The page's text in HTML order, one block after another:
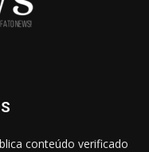
conteúdo verificado